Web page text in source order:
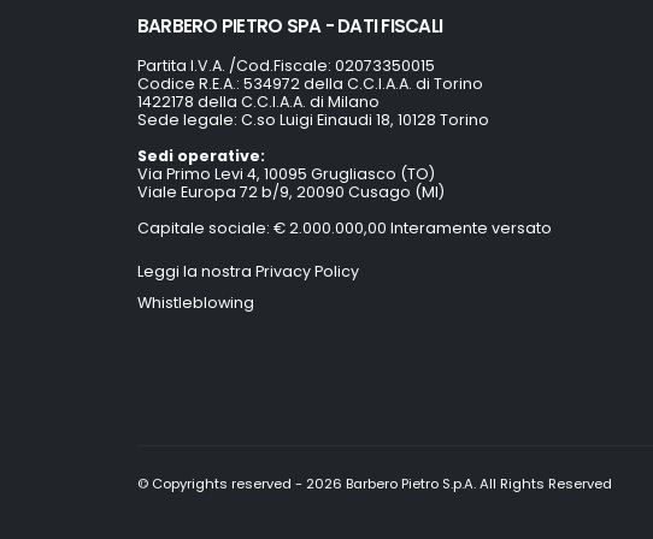
BARBERO PIETRO SPA - DATI FISCALI
Partita I.V.A. /Cod.Fiscale: 02073350015
Codice R.E.A.: 534972 della C.C.I.A.A. di Torino
1422178 della C.C.I.A.A. di Milano
Sede legale: C.so Luigi Einaudi 18, 10128 Torino
Sedi operative:
Via Primo Levi 4, 10095 Grugliasco (TO)
Viale Europa 72 b/9, 20090 Cusago (MI)
Capitale sociale: € 2.000.000,00 Interamente versato
Leggi la nostra Privacy Policy
Whistleblowing
© Copyrights reserved - 2026 Barbero Pietro S.p.A. All Rights Reserved